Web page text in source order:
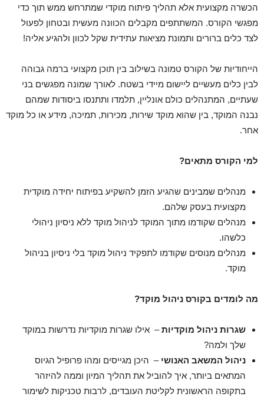
הכשרה מקצועית אלא תהליך פיתוח מוקדי שמתרחש ממש תוך כדי
מפגשי הקורס. המשתתפים מקבלים הכוונה מעשית ובטחון לפעול
לצד כלים ברורים ותמונת מציאות עתידית שקל לכוון ולהגיע אליה!
הייחודיות של הקורס טמונה בשילוב בין תוכן מקצועי ברמה גבוהה
לבין כלים מעשיים ליישום מיידי בשטח. לאורך שמונה מפגשים בני
שעתיים, המתנהלים כולם אונליין, תלמדו ותתנסו ביסודות שמהם
נבנה המוקד, בין שהוא מוקד שירות, מכירות, תמיכה, מידע או כל מוקד
אחר.
למי הקורס מתאים?
מנהלים שמבינים שהגיע הזמן להשקיע בפיתוח יחידה מוקדית
מקצועית בעסק שלהם.
מנהלים שקודמו מתוך המוקד לניהול מוקד ללא ניסיון ניהולי
כלשהו.
מנהלים מנוסים שקודמו לתפקיד ניהול מוקד בלי ניסיון בניהול
מוקד.
מה לומדים בקורס ניהול מוקד?
שגרות ניהול מוקדיות– אילו שגרות מוקדיות נדרשות במוקד
שלך ולמה?
ניהול המשאב האנושי – היכן מגייסים ומהו פרופיל הגיוס
המתאים ביותר, איך להוביל את תהליך המיון וממה להיזהר
בתקופה הראשונית לקליטת העובדים, לרבות טכניקות לשימור